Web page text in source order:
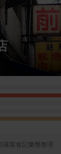
落客食記彙整整理